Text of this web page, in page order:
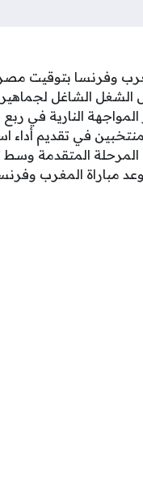
وفرنسا بتوقيت
2026 يمثل الشغل الشاغل
النارية في ربع
في تقديم أداء
المتقدمة وسط
مباراة المغرب